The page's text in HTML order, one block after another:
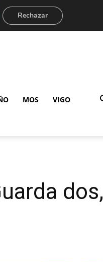
MOS VIGO
dos,
Rechazar